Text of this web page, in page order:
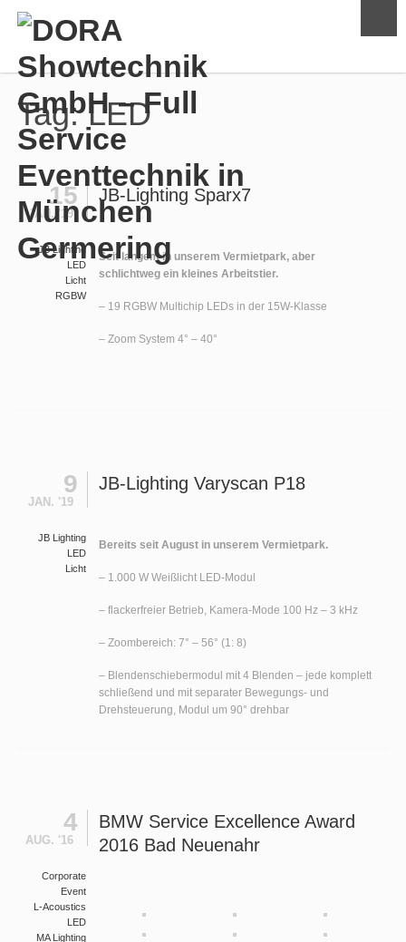
Tag:LED
15
JAN. '19
JB Lighting
LED
Licht
RGBW
JB-Lighting Sparx7
Seit langem in unserem Vermietpark, aber
schlichtweg ein kleines Arbeitstier.
– 19 RGBW Multichip LEDs in der 15W-Klasse
– Zoom System 4° – 40°
9
JAN. '19
JB Lighting
LED
Licht
JB-Lighting Varyscan P18
Bereits seit August in unserem Vermietpark.
– 1.000 W Weißlicht LED-Modul
– flackerfreier Betrieb, Kamera-Mode 100 Hz – 3 kHz
– Zoombereich: 7° – 56° (1: 8)
– Blendenschiebermodul mit 4 Blenden – jede komplett
schließend und mit separater Bewegungs- und
Drehsteuerung, Modul um 90° drehbar
4
AUG. '16
Corporate
Event
L-Acoustics
LED
MA Lighting
BMW Service Excellence Award
2016 Bad Neuenahr